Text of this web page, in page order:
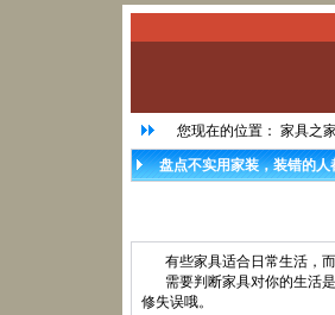
您现在的位置： 家具之家
盘点不实用家装，装错的人
有些家具适合日常生活，
需要判断家具对你的生活
修失误哦。